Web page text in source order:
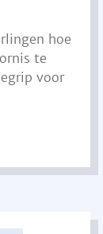
hoe
te
voor